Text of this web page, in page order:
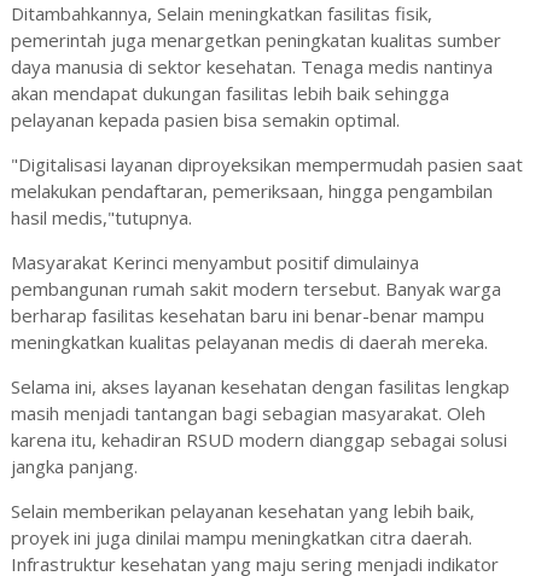
Ditambahkannya, Selain meningkatkan fasilitas fisik,
pemerintah juga menargetkan peningkatan kualitas sumber
daya manusia di sektor kesehatan. Tenaga medis nantinya
akan mendapat dukungan fasilitas lebih baik sehingga
pelayanan kepada pasien bisa semakin optimal.
"Digitalisasi layanan diproyeksikan mempermudah pasien saat
melakukan pendaftaran, pemeriksaan, hingga pengambilan
hasil medis,"tutupnya.
Masyarakat Kerinci menyambut positif dimulainya
pembangunan rumah sakit modern tersebut. Banyak warga
berharap fasilitas kesehatan baru ini benar-benar mampu
meningkatkan kualitas pelayanan medis di daerah mereka.
Selama ini, akses layanan kesehatan dengan fasilitas lengkap
masih menjadi tantangan bagi sebagian masyarakat. Oleh
karena itu, kehadiran RSUD modern dianggap sebagai solusi
jangka panjang.
Selain memberikan pelayanan kesehatan yang lebih baik,
proyek ini juga dinilai mampu meningkatkan citra daerah.
Infrastruktur kesehatan yang maju sering menjadi indikator